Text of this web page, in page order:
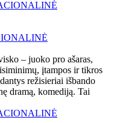
– juoko pro ašaras,
įtampos ir tikros
režisieriai išbando
dramą, komediją. Tai